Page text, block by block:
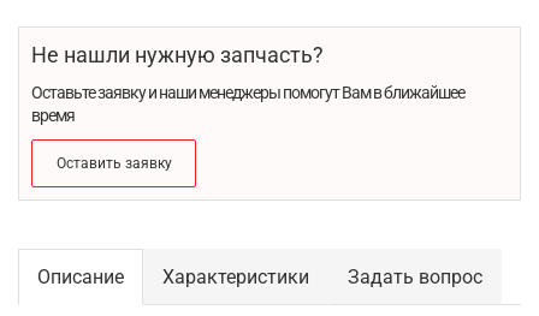
Не нашли нужную запчасть?
Оставьте заявку и наши менеджеры помогут Вам в ближайшее
время
Оставить заявку
Описание Характеристики Задать вопрос